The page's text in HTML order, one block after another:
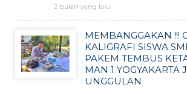
2 bulan yang lalu
MEMBANGGAKAN !!!
KALIGRAFI SISWA
PAKEM TEMBUS
MAN 1 YOGYAKARTA
UNGGULAN